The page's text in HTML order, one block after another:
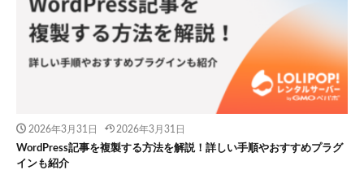
2026年3月31日 2026年3月31日
WordPress記事を複製する方法を解説！詳しい手順やおすすめプラグ
インも紹介